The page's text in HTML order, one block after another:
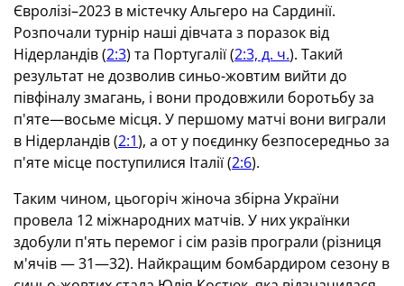
Євролізі–2023 в містечку Альгеро на Сардинії.
Розпочали турнір наші дівчата з поразок від
Нідерландів (2:3) та Португалії (2:3, д. ч.). Такий
результат не дозволив синьо-жовтим вийти до
півфіналу змагань, і вони продовжили боротьбу за
п'яте—восьме місця. У першому матчі вони виграли
в Нідерландів (2:1), а от у поєдинку безпосередньо за
п'яте місце поступилися Італії (2:6).
Таким чином, цьогоріч жіноча збірна України
провела 12 міжнародних матчів. У них українки
здобули п'ять перемог і сім разів програли (різниця
м'ячів — 31—32). Найкращим бомбардиром сезону в